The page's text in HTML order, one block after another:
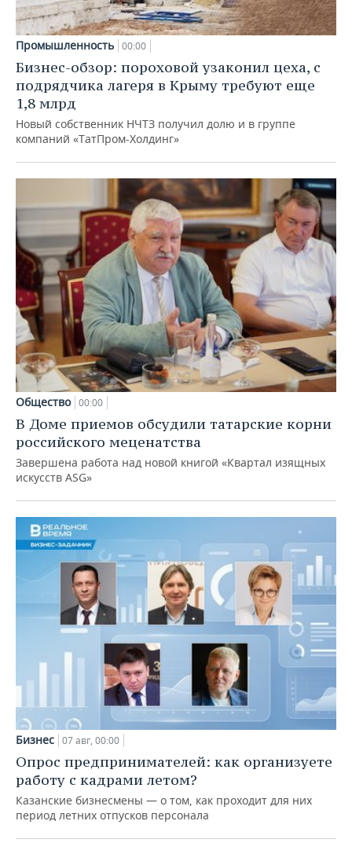
Промышленность 00:00
Бизнес-обзор: пороховой узаконил цеха, с
подрядчика лагеря в Крыму требуют еще
1,8 млрд
Новый собственник НЧТЗ получил долю и в группе
компаний «ТатПром-Холдинг»
Общество 00:00
В Доме приемов обсудили татарские корни
российского меценатства
Завершена работа над новой книгой «Квартал изящных
искусств ASG»
Бизнес 07 авг, 00:00
Опрос предпринимателей: как организуете
работу с кадрами летом?
Казанские бизнесмены — о том, как проходит для них
период летних отпусков персонала